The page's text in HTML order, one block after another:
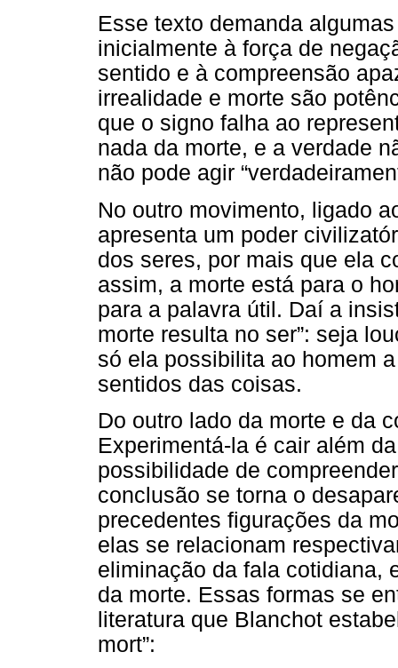
Esse texto demanda
inicialmente à força de
sentido e à compreensão
irrealidade e morte são
que o signo falha ao
nada da morte, e a verdade
não pode agir
No outro movimento, ligado
apresenta um poder
dos seres, por mais que ela
assim, a morte está para o
para a palavra útil. Daí a
morte resulta no ser”: seja
só ela possibilita ao homem
sentidos das coisas.
Do outro lado da morte e da
Experimentá-la é cair além
possibilidade de
conclusão se torna o
precedentes figurações da
elas se relacionam
eliminação da fala cotidiana,
da morte. Essas formas se
literatura que Blanchot
mort”: